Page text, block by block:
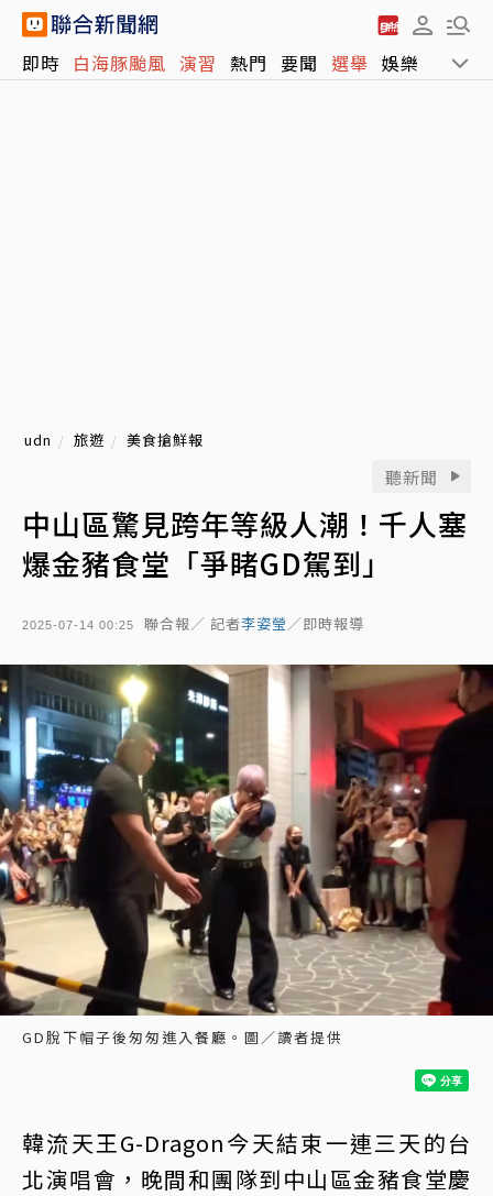
即時 白海豚颱風 演習 熱門 要聞 選舉 娛樂 運動
udn 旅遊 美食搶鮮報
聽新聞
中山區驚見跨年等級人潮！千人塞
爆金豬食堂「爭睹GD駕到」
2025-07-14 00:25 聯合報／ 記者李姿瑩／即時報導
GD脫下帽子後匆匆進入餐廳。圖／讀者提供
韓流天王G-Dragon今天結束一連三天的台
北演唱會，晚間和團隊到中山區金豬食堂慶